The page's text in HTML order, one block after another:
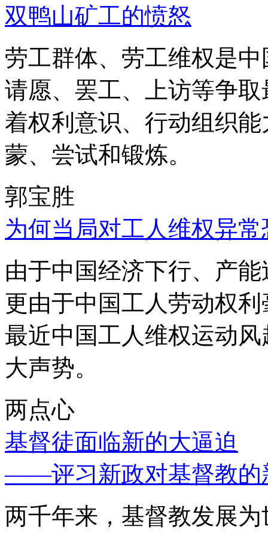
双鸭山矿工的愤怒
劳工群体、劳工维权是
请愿、罢工、上访等争
着权利意识、行动组织
蒙、尝试和锻炼。
郭宝胜
为何当局对工人维权异
由于中国经济下行、产
更由于中国工人劳动权
最近中国工人维权运动
大声势。
两点心
基督徒面临新的大逼迫
——评习新政对基督教的
两千年来，基督教发展